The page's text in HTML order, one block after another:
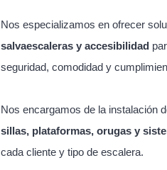
Nos especializamos en ofrecer
salvaescaleras y accesibilidad
seguridad, comodidad y
Nos encargamos de la instalación
sillas, plataformas, orugas y
cada cliente y tipo de escalera.